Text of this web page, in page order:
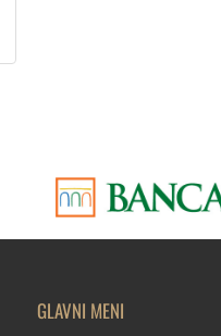
GLAVNI MENI